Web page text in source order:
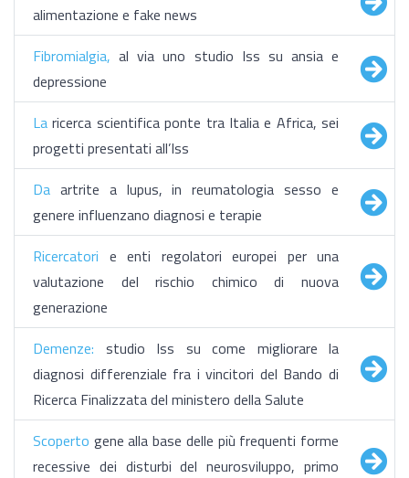
alimentazione e fake news
Fibromialgia, al via uno studio Iss su ansia e
depressione
La ricerca scientifica ponte tra Italia e Africa, sei
progetti presentati all’Iss
Da artrite a lupus, in reumatologia sesso e
genere influenzano diagnosi e terapie
Ricercatori e enti regolatori europei per una
valutazione del rischio chimico di nuova
generazione
Demenze: studio Iss su come migliorare la
diagnosi differenziale fra i vincitori del Bando di
Ricerca Finalizzata del ministero della Salute
Scoperto gene alla base delle più frequenti forme
recessive dei disturbi del neurosviluppo, primo